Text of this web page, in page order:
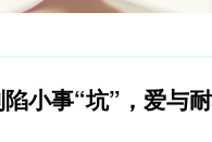
小事“坑”，爱与